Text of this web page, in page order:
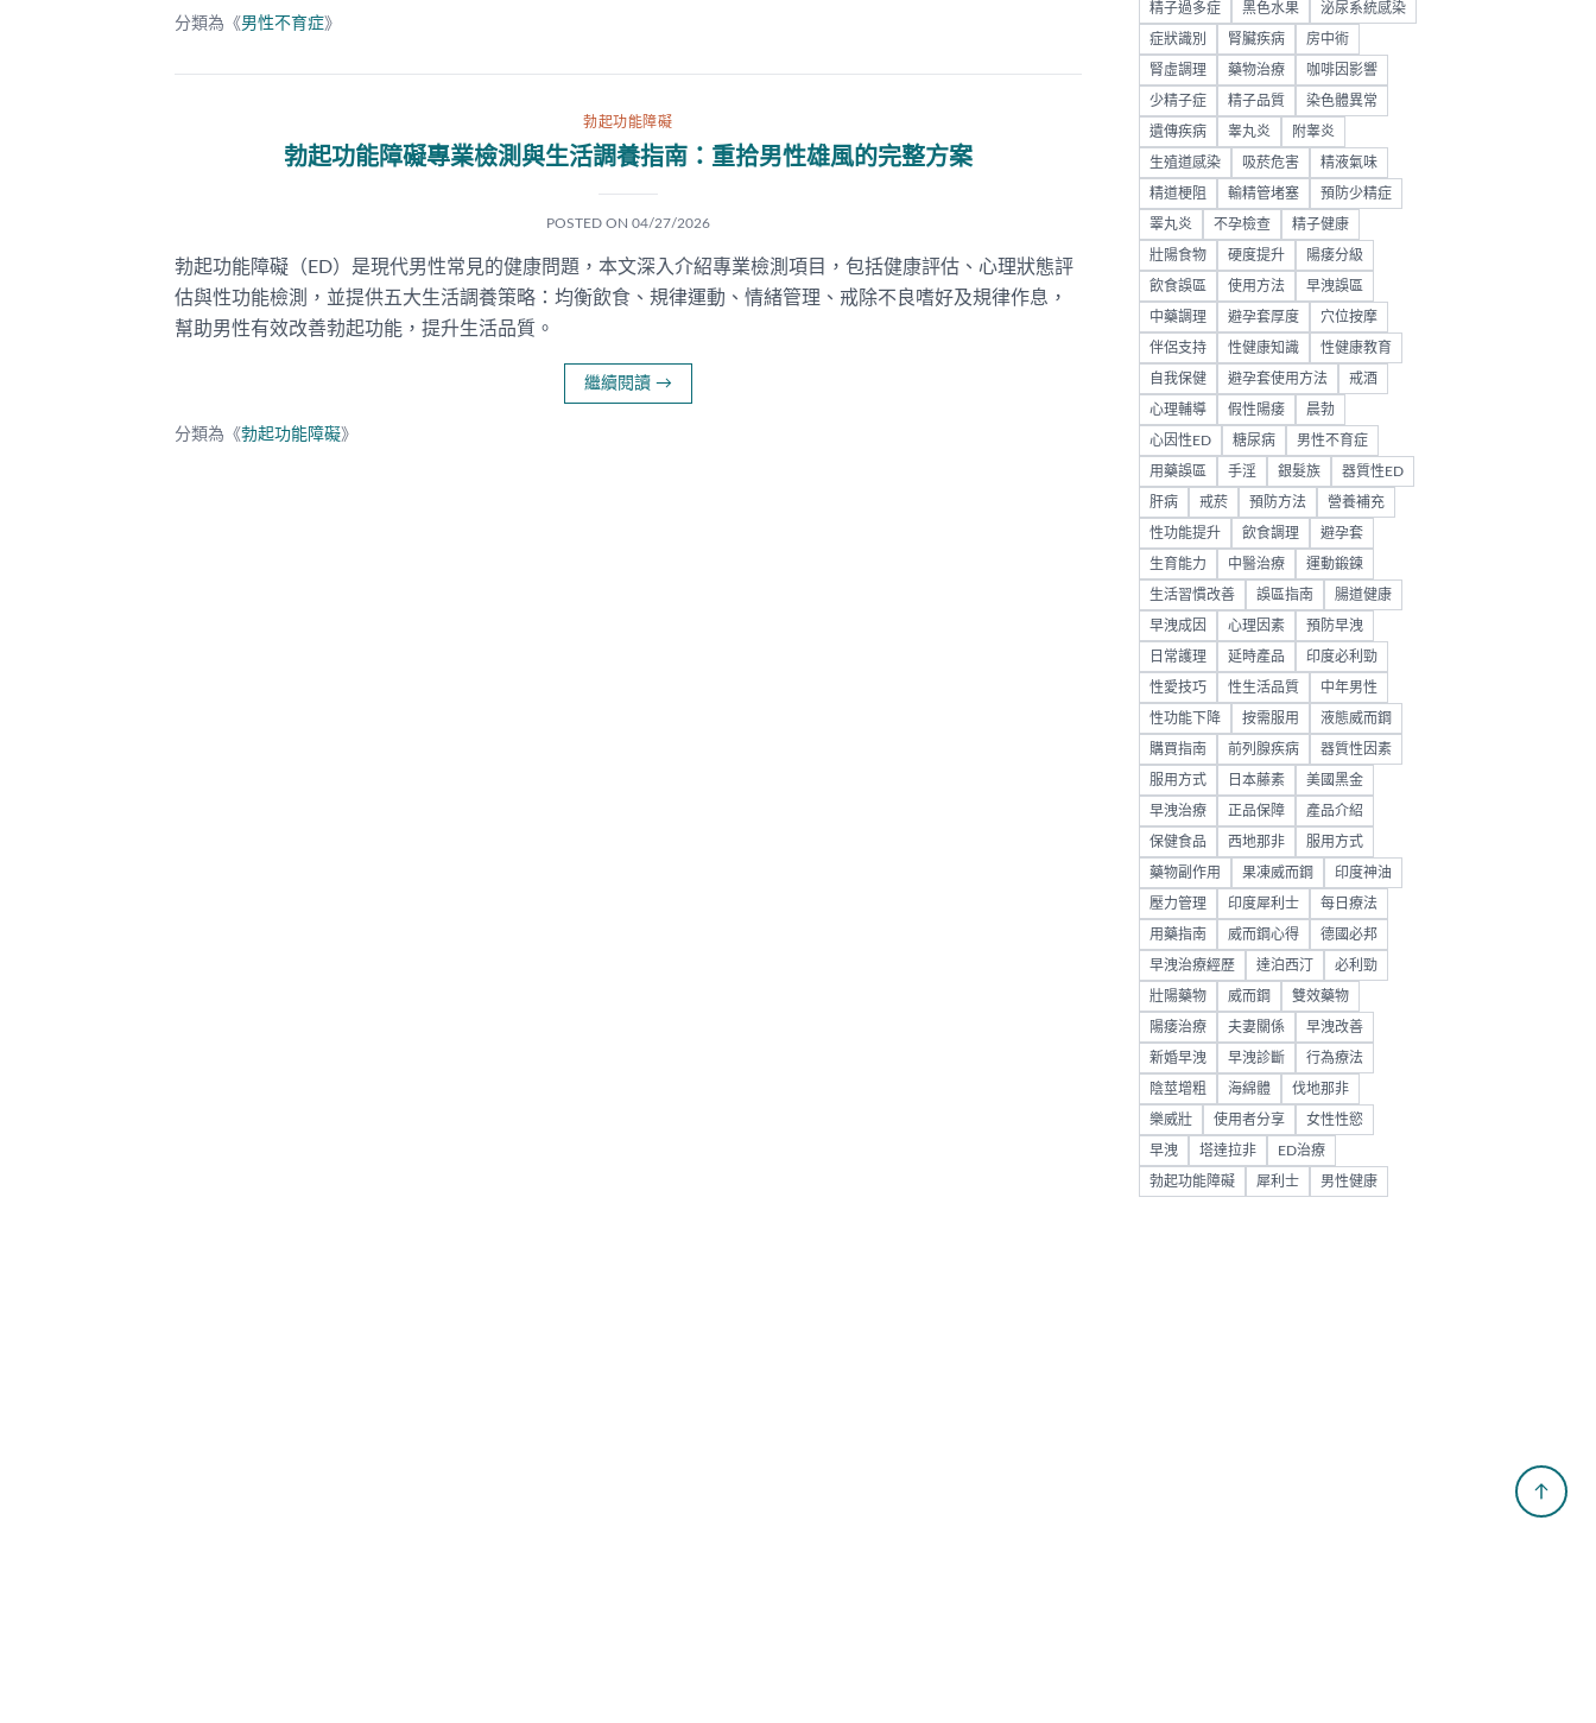
分類為《男性不育症》
勃起功能障礙
勃起功能障礙專業檢測與生活調養指南：重拾男性雄風的完整方案
POSTED ON 04/27/2026
勃起功能障礙（ED）是現代男性常見的健康問題，本文深入介紹專業檢測項目，包括健康評估、心理狀態評
估與性功能檢測，並提供五大生活調養策略：均衡飲食、規律運動、情緒管理、戒除不良嗜好及規律作息，
幫助男性有效改善勃起功能，提升生活品質。
繼續閱讀 →
分類為《勃起功能障礙》
精子過多症 黑色水果 泌尿系統感染
症狀識別 腎臟疾病 房中術
腎虛調理 藥物治療 咖啡因影響
少精子症 精子品質 染色體異常
遺傳疾病 睾丸炎 附睾炎
生殖道感染 吸菸危害 精液氣味
精道梗阻 輸精管堵塞 預防少精症
睪丸炎 不孕檢查 精子健康
壯陽食物 硬度提升 陽痿分級
飲食誤區 使用方法 早洩誤區
中藥調理 避孕套厚度 穴位按摩
伴侶支持 性健康知識 性健康教育
自我保健 避孕套使用方法 戒酒
心理輔導 假性陽痿 晨勃
心因性ED 糖尿病 男性不育症
用藥誤區 手淫 銀髮族 器質性ED
肝病 戒菸 預防方法 營養補充
性功能提升 飲食調理 避孕套
生育能力 中醫治療 運動鍛鍊
生活習慣改善 誤區指南 腸道健康
早洩成因 心理因素 預防早洩
日常護理 延時產品 印度必利勁
性愛技巧 性生活品質 中年男性
性功能下降 按需服用 液態威而鋼
購買指南 前列腺疾病 器質性因素
服用方式 日本藤素 美國黑金
早洩治療 正品保障 產品介紹
保健食品 西地那非 服用方式
藥物副作用 果凍威而鋼 印度神油
壓力管理 印度犀利士 每日療法
用藥指南 威而鋼心得 德國必邦
早洩治療經歷 達泊西汀 必利勁
壯陽藥物 威而鋼 雙效藥物
陽痿治療 夫妻關係 早洩改善
新婚早洩 早洩診斷 行為療法
陰莖增粗 海綿體 伐地那非
樂威壯 使用者分享 女性性慾
早洩 塔達拉非 ED治療
勃起功能障礙 犀利士 男性健康